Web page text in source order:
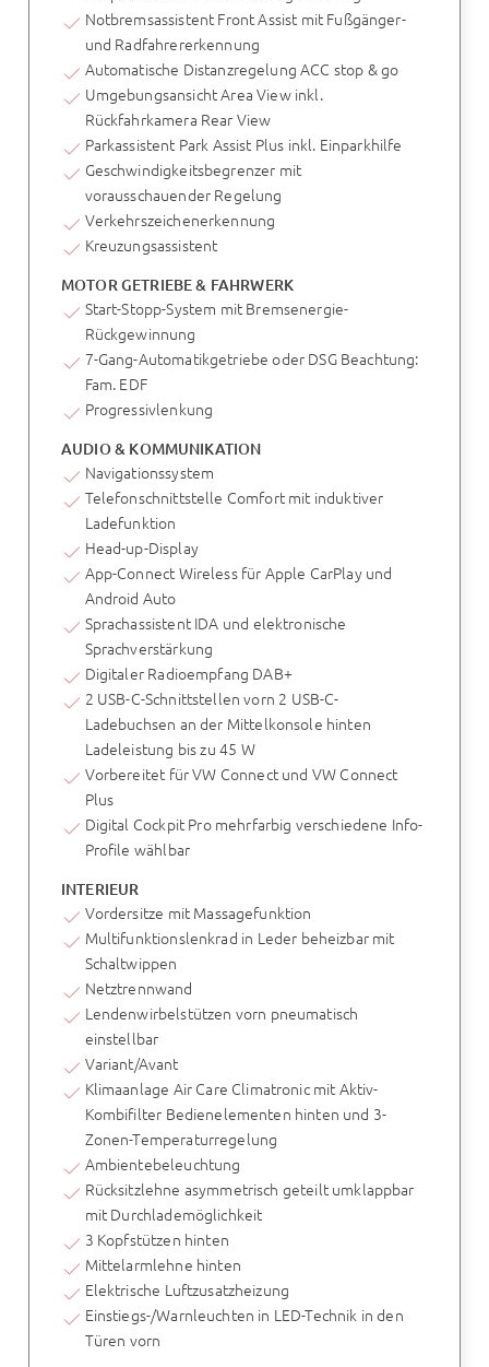
Notbremsassistent Front Assist mit Fußgänger-
und Radfahrererkennung
Automatische Distanzregelung ACC stop & go
Umgebungsansicht Area View inkl.
Rückfahrkamera Rear View
Parkassistent Park Assist Plus inkl. Einparkhilfe
Geschwindigkeitsbegrenzer mit
vorausschauender Regelung
Verkehrszeichenerkennung
Kreuzungsassistent
MOTOR GETRIEBE & FAHRWERK
Start-Stopp-System mit Bremsenergie-
Rückgewinnung
7-Gang-Automatikgetriebe oder DSG Beachtung:
Fam. EDF
Progressivlenkung
AUDIO & KOMMUNIKATION
Navigationssystem
Telefonschnittstelle Comfort mit induktiver
Ladefunktion
Head-up-Display
App-Connect Wireless für Apple CarPlay und
Android Auto
Sprachassistent IDA und elektronische
Sprachverstärkung
Digitaler Radioempfang DAB+
2 USB-C-Schnittstellen vorn 2 USB-C-
Ladebuchsen an der Mittelkonsole hinten
Ladeleistung bis zu 45 W
Vorbereitet für VW Connect und VW Connect
Plus
Digital Cockpit Pro mehrfarbig verschiedene Info-
Profile wählbar
INTERIEUR
Vordersitze mit Massagefunktion
Multifunktionslenkrad in Leder beheizbar mit
Schaltwippen
Netztrennwand
Lendenwirbelstützen vorn pneumatisch
einstellbar
Variant/Avant
Klimaanlage Air Care Climatronic mit Aktiv-
Kombifilter Bedienelementen hinten und 3-
Zonen-Temperaturregelung
Ambientebeleuchtung
Rücksitzlehne asymmetrisch geteilt umklappbar
mit Durchlademöglichkeit
3 Kopfstützen hinten
Mittelarmlehne hinten
Elektrische Luftzusatzheizung
Einstiegs-/Warnleuchten in LED-Technik in den
Türen vorn